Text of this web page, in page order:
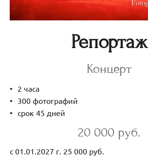
Репортаж
Концерт
2 часа
300 фотографий
срок 45 дней
20 000 руб.
с 01.01.2027 г. 25 000 руб.